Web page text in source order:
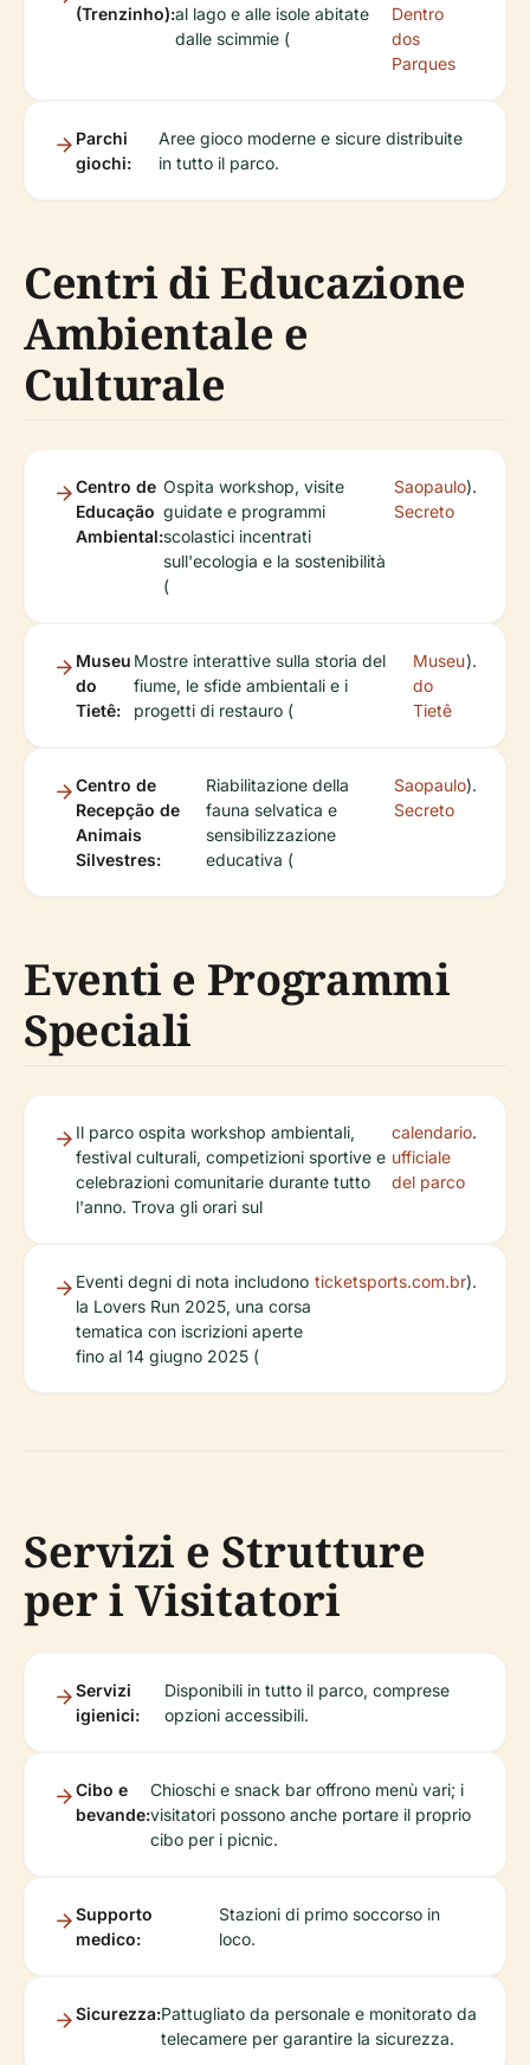
(Trenzinho):al lago e alle isole abitate
dalle scimmie (
Dentro
dos
Parques
Parchi
giochi:
Aree gioco moderne e sicure distribuite
in tutto il parco.
Centri di Educazione
Ambientale e
Culturale
Centro de
Educação
Ambiental:
Ospita workshop, visite
guidate e programmi
scolastici incentrati
sull'ecologia e la sostenibilità
(
Saopaulo
Secreto
).
Museu
do
Tietê:
Mostre interattive sulla storia del
fiume, le sfide ambientali e i
progetti di restauro (
Museu
do
Tietê
).
Centro de
Recepção de
Animais
Silvestres:
Riabilitazione della
fauna selvatica e
sensibilizzazione
educativa (
Saopaulo
Secreto
).
Eventi e Programmi
Speciali
Il parco ospita workshop ambientali,
festival culturali, competizioni sportive e
celebrazioni comunitarie durante tutto
l'anno. Trova gli orari sul
calendario
ufficiale
del parco
.
Eventi degni di nota includono
la Lovers Run 2025, una corsa
tematica con iscrizioni aperte
fino al 14 giugno 2025 (
ticketsports.com.br).
Servizi e Strutture
per i Visitatori
Servizi
igienici:
Disponibili in tutto il parco, comprese
opzioni accessibili.
Cibo e
bevande:
Chioschi e snack bar offrono menù vari; i
visitatori possono anche portare il proprio
cibo per i picnic.
Supporto
medico:
Stazioni di primo soccorso in
loco.
Sicurezza:Pattugliato da personale e monitorato da
telecamere per garantire la sicurezza.